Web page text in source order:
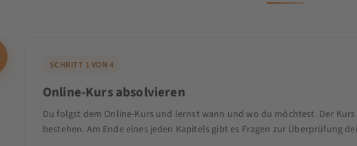
SCHRITT 1 VON 4
Online-Kurs absolvieren
Du folgst dem Online-Kurs und lernst wann und wo du möchtest. Der
bestehen. Am Ende eines jeden Kapitels gibt es Fragen zur Überprüfung